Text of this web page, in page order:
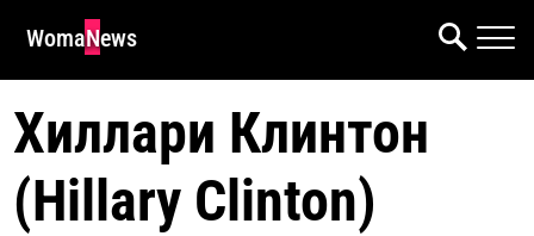
WomaNews
Хиллари Клинтон
(Hillary Clinton)